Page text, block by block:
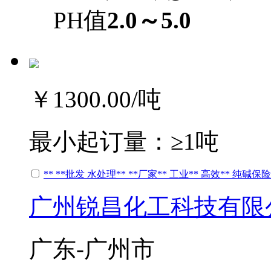
PH值2.0～5.0
￥1300.00/吨
最小起订量： ≥1吨
** **批发 水处理** **厂家** 工业** 高效** 纯碱保险
广州锐昌化工科技有
广东-广州市